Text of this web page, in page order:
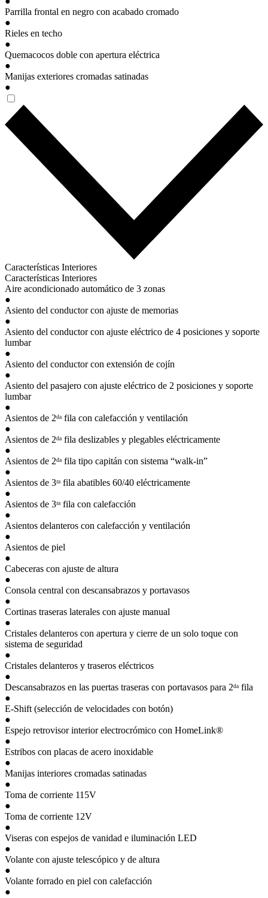
Parrilla frontal en negro con acabado cromado
●
Rieles en techo
●
Quemacocos doble con apertura eléctrica
●
Manijas exteriores cromadas satinadas
●
Características Interiores
Características Interiores
Aire acondicionado automático de 3 zonas
●
Asiento del conductor con ajuste de memorias
●
Asiento del conductor con ajuste eléctrico de 4 posiciones y soporte
lumbar
●
Asiento del conductor con extensión de cojín
●
Asiento del pasajero con ajuste eléctrico de 2 posiciones y soporte
lumbar
●
Asientos de 2ᵈᵃ fila con calefacción y ventilación
●
Asientos de 2ᵈᵃ fila deslizables y plegables eléctricamente
●
Asientos de 2ᵈᵃ fila tipo capitán con sistema “walk-in”
●
Asientos de 3ʳᵃ fila abatibles 60/40 eléctricamente
●
Asientos de 3ʳᵃ fila con calefacción
●
Asientos delanteros con calefacción y ventilación
●
Asientos de piel
●
Cabeceras con ajuste de altura
●
Consola central con descansabrazos y portavasos
●
Cortinas traseras laterales con ajuste manual
●
Cristales delanteros con apertura y cierre de un solo toque con
sistema de seguridad
●
Cristales delanteros y traseros eléctricos
●
Descansabrazos en las puertas traseras con portavasos para 2ᵈᵃ fila
●
E-Shift (selección de velocidades con botón)
●
Espejo retrovisor interior electrocrómico con HomeLink®
●
Estribos con placas de acero inoxidable
●
Manijas interiores cromadas satinadas
●
Toma de corriente 115V
●
Toma de corriente 12V
●
Viseras con espejos de vanidad e iluminación LED
●
Volante con ajuste telescópico y de altura
●
Volante forrado en piel con calefacción
●